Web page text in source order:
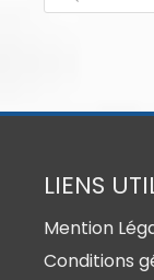
LIENS
Mention
Conditions